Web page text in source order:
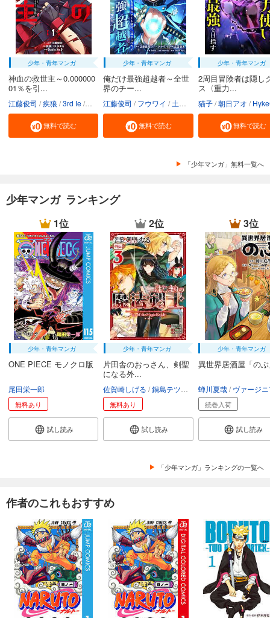
少年・青年マンガ
神血の救世主～0.000000
01％を引...
江藤俊司 疾狼 3rd Ie Studio No.9
無料で読む
少年・青年マンガ
俺だけ最強超越者～全世
界のチー...
江藤俊司 フウワイ 土田健太 3rd Ie maruco
無料で読む
少年・青年マンガ
2周目冒険者は隠し
ス〈重力...
猫子 朝日アオ
無料で読む
「少年マンガ」無料一覧へ
少年マンガ ランキング
1位
少年・青年マンガ
ONE PIECE モノクロ版
尾田栄一郎
無料あり
試し読み
2位
少年・青年マンガ
片田舎のおっさん、剣聖
になる外...
佐賀崎しげる 鍋島テツヒロ 空路恵 渡辺樹
無料あり
試し読み
3位
少年・青年マンガ
異世界居酒屋「の
蝉川夏哉 ヴァージニア二
続巻入荷
試し読み
「少年マンガ」ランキングの一覧へ
作者のこれもおすすめ